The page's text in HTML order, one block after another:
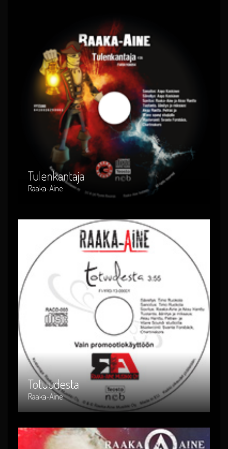
Tulenkantaja
Raaka-Aine
Tulenkantaja
Artist : Raaka-Aine
Release Date : 2011-06-21
Genre : suomi-rock
Produced By : HYES066
Totuudesta
Raaka-Aine
Totuudesta
Release Date : 2013-05-31
Genre : suomi-rock
Produced By : RACD-003